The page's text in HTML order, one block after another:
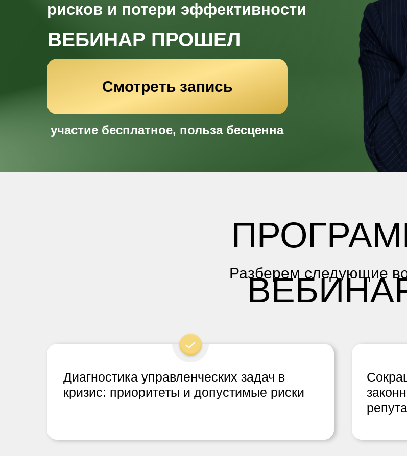
рисков и потери эффективности
ВЕБИНАР ПРОШЕЛ
Смотреть запись
участие бесплатное, польза бесценна
Разберем следующие
Диагностика управленческих задач в
кризис: приоритеты и допустимые риски